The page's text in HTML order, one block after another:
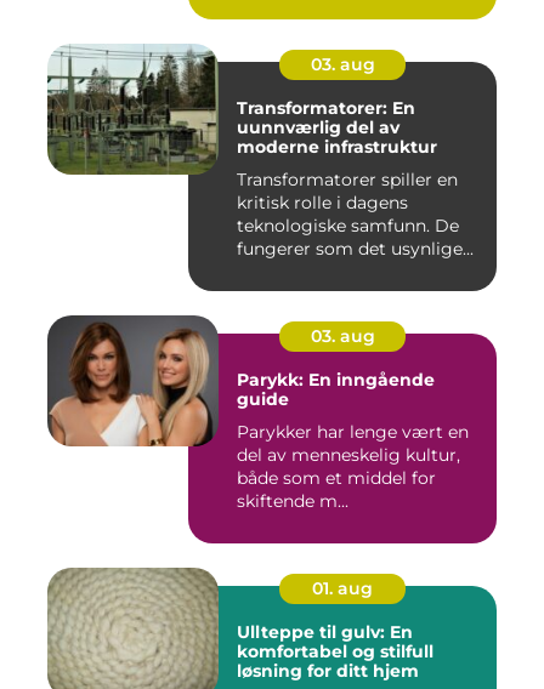
03. aug
Transformatorer: En
uunnværlig del av
moderne infrastruktur
Transformatorer spiller en
kritisk rolle i dagens
teknologiske samfunn. De
fungerer som det usynlige...
03. aug
Parykk: En inngående
guide
Parykker har lenge vært en
del av menneskelig kultur,
både som et middel for
skiftende m...
01. aug
Ullteppe til gulv: En
komfortabel og stilfull
løsning for ditt hjem